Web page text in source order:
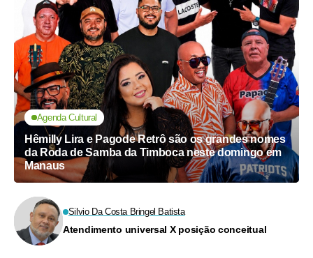
Agenda Cultural
Hêmilly Lira e Pagode Retrô são os grandes nomes
da Roda de Samba da Timboca neste domingo em
Manaus
Silvio Da Costa Bringel Batista
Atendimento universal X posição conceitual